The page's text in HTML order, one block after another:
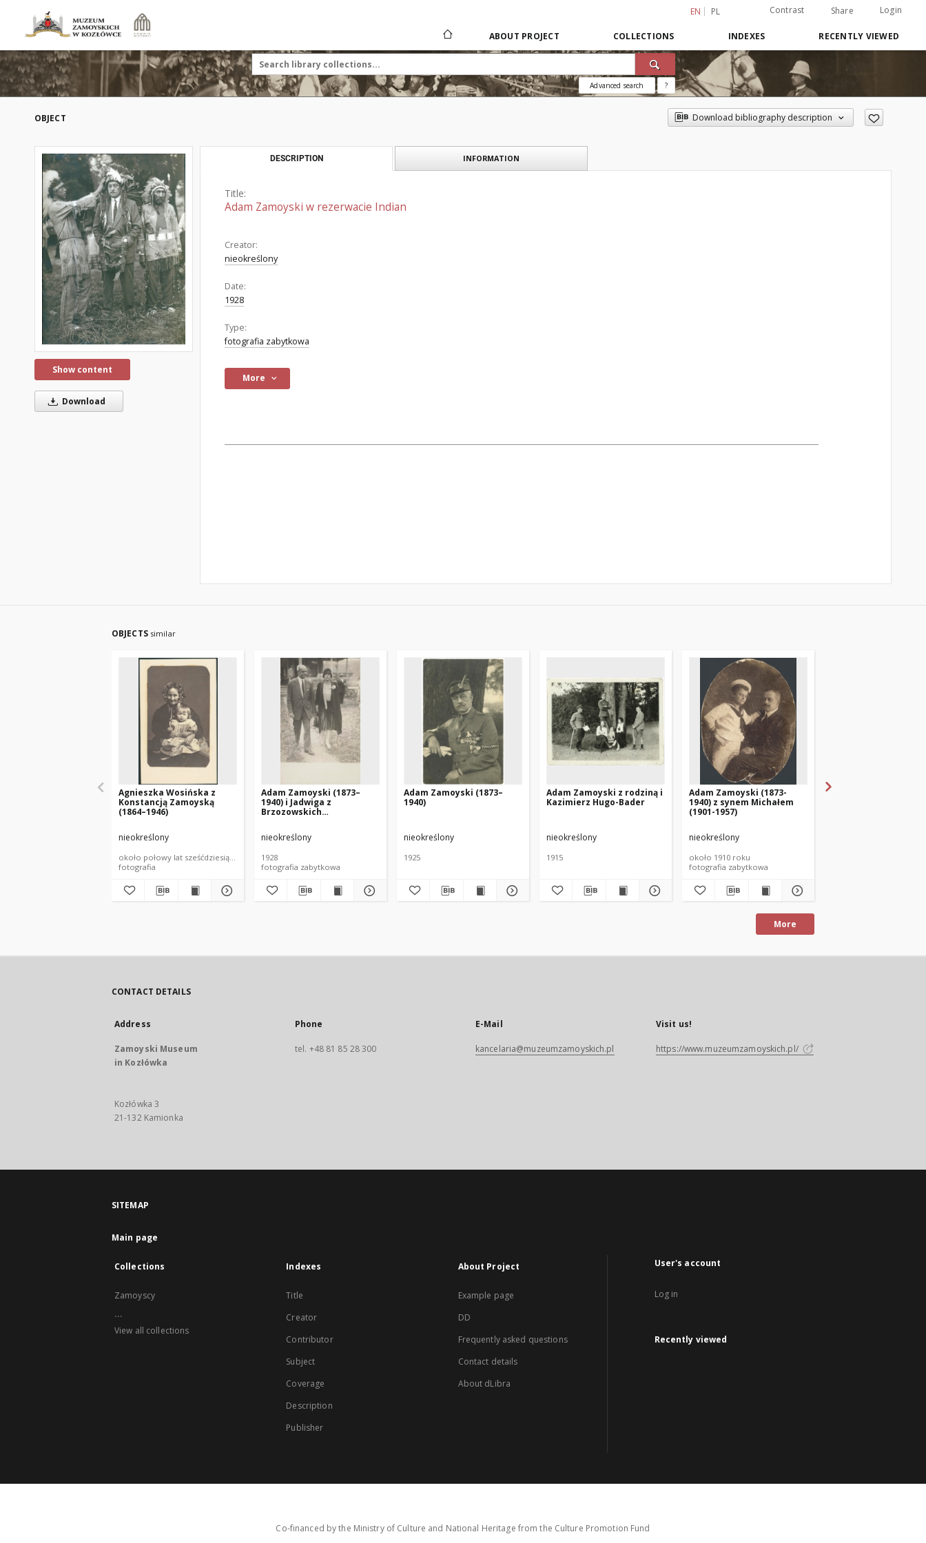
EN PL Contrast Share Login
ABOUT PROJECT COLLECTIONS INDEXES RECENTLY VIEWED
Advanced search ?
OBJECT Download bibliography description
Show content
Download
DESCRIPTION INFORMATION
Title:
Adam Zamoyski w rezerwacie Indian
Creator:
nieokreślony
Date:
1928
Type:
fotografia zabytkowa
More
OBJECTS similar
Agnieszka Wosińska z
Konstancją Zamoyską
(1864–1946)
nieokreślony
około połowy lat sześćdziesiątych XIX wieku
fotografia
Adam Zamoyski (1873–
1940) i Jadwiga z
Brzozowskich
(1908–1998)
nieokreślony
1928
fotografia zabytkowa
Adam Zamoyski (1873–
1940)
nieokreślony
1925
Adam Zamoyski z rodziną i
Kazimierz Hugo-Bader
nieokreślony
1915
Adam Zamoyski (1873-
1940) z synem Michałem
(1901-1957)
nieokreślony
około 1910 roku
fotografia zabytkowa
More
CONTACT DETAILS
Address
Zamoyski Museum
in Kozłówka
Kozłówka 3
21-132 Kamionka
Phone
tel. +48 81 85 28 300
E-Mail
kancelaria@muzeumzamoyskich.pl
Visit us!
https://www.muzeumzamoyskich.pl/
SITEMAP
Main page
Collections
Zamoyscy
...
View all collections
Indexes
Title
Creator
Contributor
Subject
Coverage
Description
Publisher
About Project
Example page
DD
Frequently asked questions
Contact details
About dLibra
User's account
Log in
Recently viewed
Co-financed by the Ministry of Culture and National Heritage from the Culture Promotion Fund